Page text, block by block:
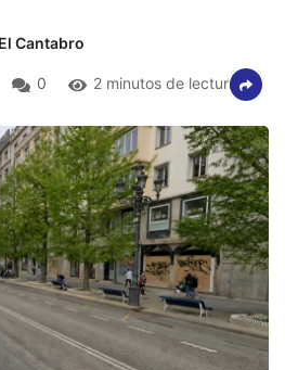
El Cantabro
0 2 minutos de lectura